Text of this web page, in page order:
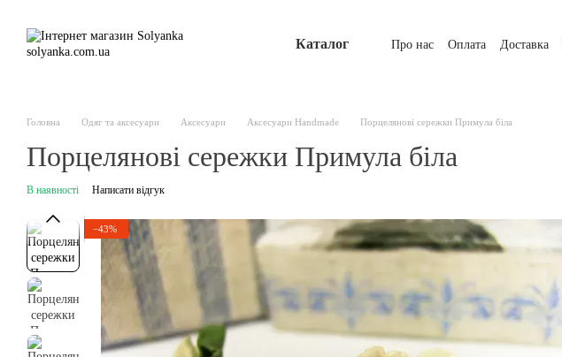
Каталог Про нас Оплата Доставка
Головна Одяг та аксесуари Аксесуари Аксесуари Handmade Порцелянові сережки Примула біла
Порцелянові сережки Примула біла
В наявності Написати відгук
−43%